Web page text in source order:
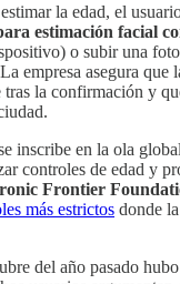
la edad, el
estimación facial
o subir una
empresa asegura que
la confirmación y
inscribe en la ola
controles de edad y
Frontier
más estrictos donde
del año pasado